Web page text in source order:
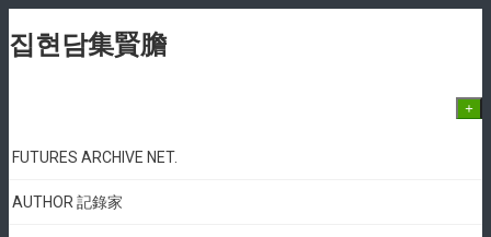
집현담集賢膽
+
FUTURES ARCHIVE NET.
AUTHOR 記錄家